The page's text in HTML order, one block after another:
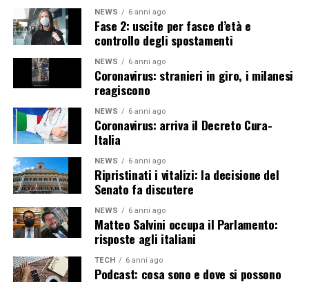
NEWS 6 anni ago
Fase 2: uscite per fasce d’età e
controllo degli spostamenti
NEWS 6 anni ago
Coronavirus: stranieri in giro, i milanesi
reagiscono
NEWS 6 anni ago
Coronavirus: arriva il Decreto Cura-
Italia
NEWS 6 anni ago
Ripristinati i vitalizi: la decisione del
Senato fa discutere
NEWS 6 anni ago
Matteo Salvini occupa il Parlamento:
risposte agli italiani
TECH 6 anni ago
Podcast: cosa sono e dove si possono